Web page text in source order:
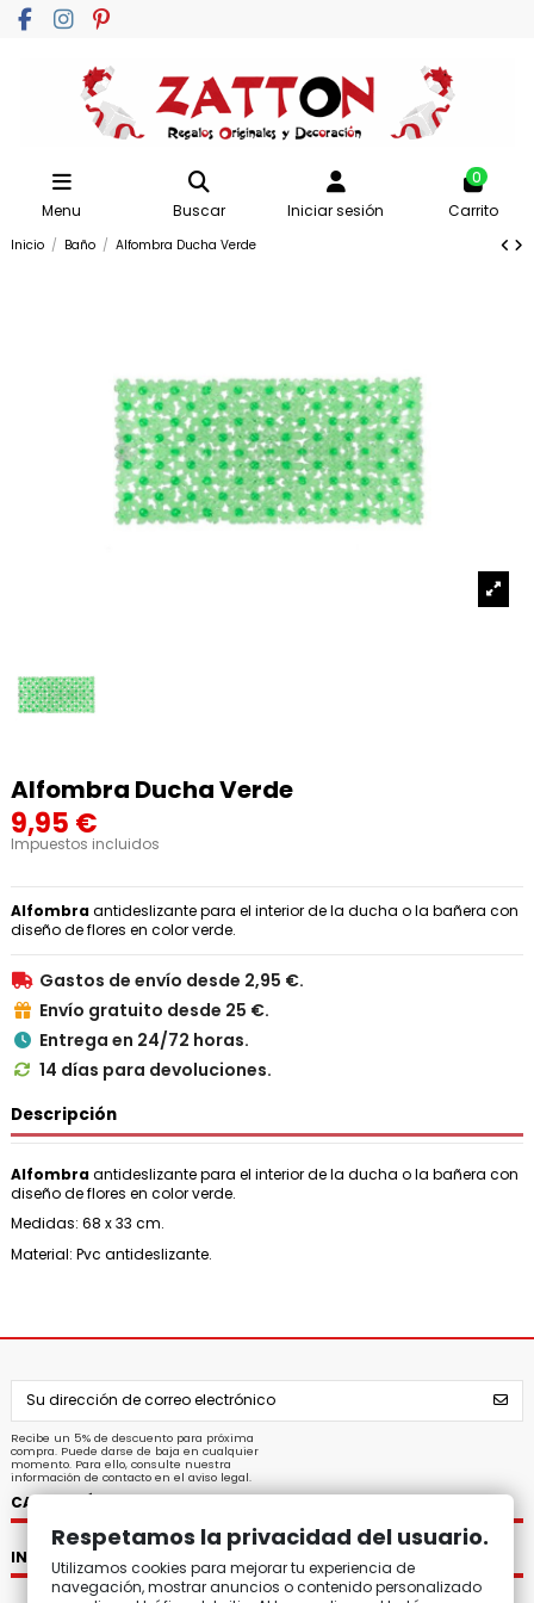
Menu Buscar Iniciar sesión
0
Carrito
Inicio Baño Alfombra Ducha Verde
Alfombra Ducha Verde
9,95 €
Impuestos incluidos
Alfombraantideslizante para el interior de la ducha o la bañera con
diseño de flores en color verde.
 Gastos de envío desde 2,95 €.
 Envío gratuito desde 25 €.
 Entrega en 24/72 horas.
 14 días para devoluciones.
Descripción
Alfombraantideslizante para el interior de la ducha o la bañera con
diseño de flores en color verde.
Medidas: 68 x 33 cm.
Material: Pvc antideslizante.
Recibe un 5% de descuento para próxima
compra. Puede darse de baja en cualquier
momento. Para ello, consulte nuestra
información de contacto en el aviso legal.
CATEGORÍAS
INFORMACIÓN
Respetamos la privacidad del usuario.
Utilizamos cookies para mejorar tu experiencia de
navegación, mostrar anuncios o contenido personalizado